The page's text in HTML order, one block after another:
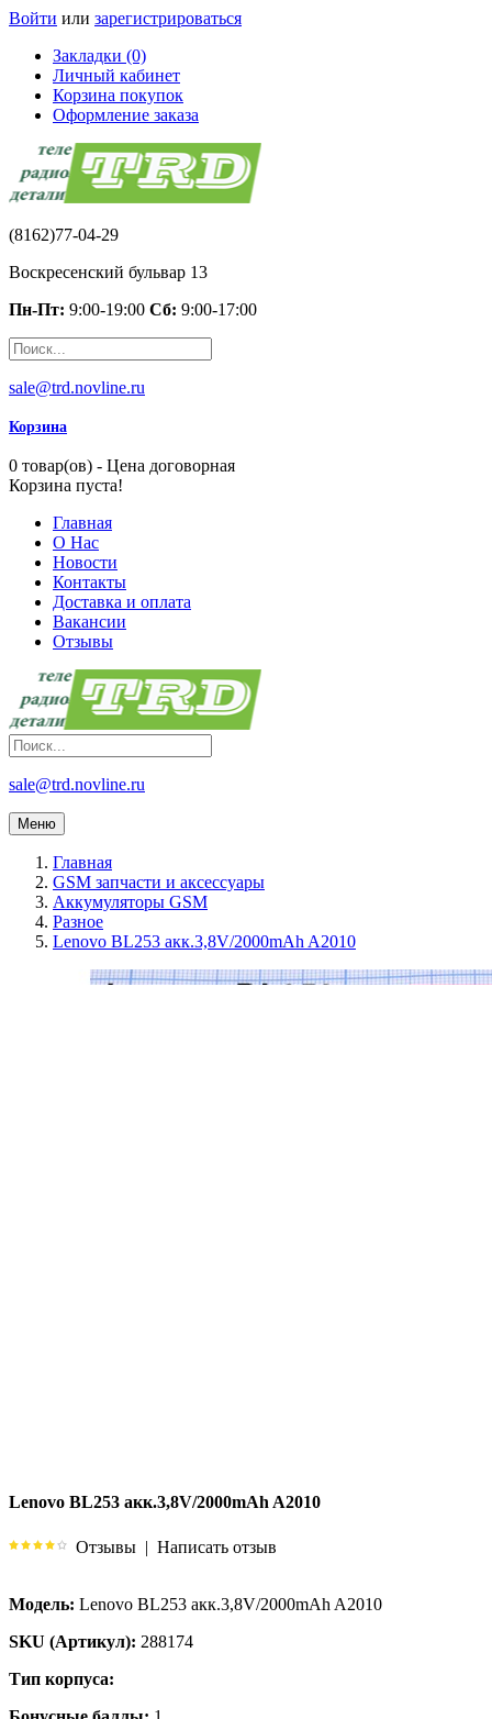
Войти или зарегистрироваться
Закладки (0)
Личный кабинет
Корзина покупок
Оформление заказа
(8162)77-04-29
Воскресенский бульвар 13
Пн-Пт: 9:00-19:00 Сб: 9:00-17:00
sale@trd.novline.ru
Корзина
0 товар(ов) - Цена договорная
Корзина пуста!
Главная
О Нас
Новости
Контакты
Доставка и оплата
Вакансии
Отзывы
sale@trd.novline.ru
Меню
Главная
GSM запчасти и аксессуары
Аккумуляторы GSM
Разное
Lenovo BL253 акк.3,8V/2000mAh A2010
Lenovo BL253 акк.3,8V/2000mAh A2010
Отзывы | Написать отзыв
Модель: Lenovo BL253 акк.3,8V/2000mAh A2010
SKU (Артикул): 288174
Тип корпуса: